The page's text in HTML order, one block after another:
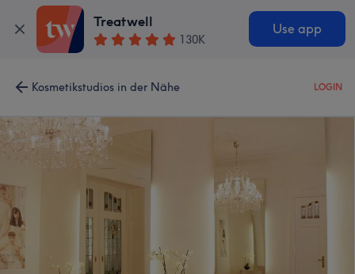
Treatwell
130K
Use app
Kosmetikstudios in der Nähe LOGIN